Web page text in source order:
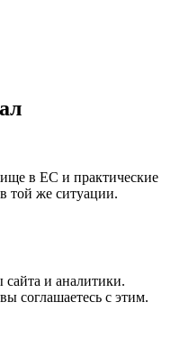
в ЕС и практические
той же ситуации.
и аналитики.
соглашаетесь с этим.